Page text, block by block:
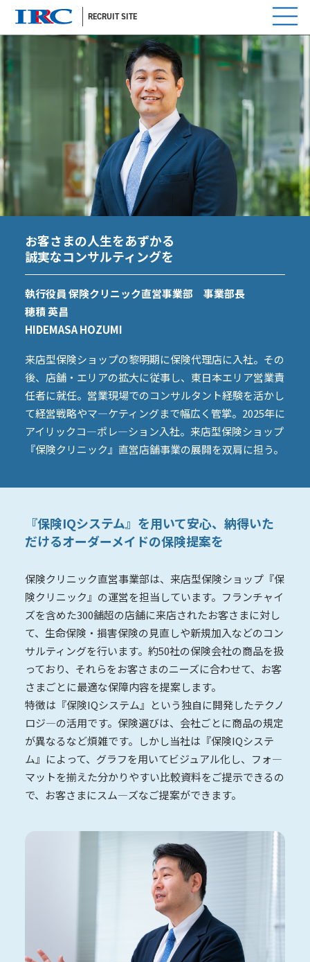
RECRUIT SITE
お客さまの人生をあずかる
誠実なコンサルティングを
執行役員 保険クリニック直営事業部 事業部長
穂積 英昌
HIDEMASA HOZUMI
来店型保険ショップの黎明期に保険代理店に入社。その
後、店舗・エリアの拡大に従事し、東日本エリア営業責
任者に就任。営業現場でのコンサルタント経験を活かし
て経営戦略やマ―ケティングまで幅広く管掌。2025年に
アイリックコ―ポレ―ション入社。来店型保険ショップ
『保険クリニック』直営店舗事業の展開を双肩に担う。
『保険IQシステム』を用いて安心、納得いた
だけるオーダーメイドの保険提案を
保険クリニック直営事業部は、来店型保険ショップ『保
険クリニック』の運営を担当しています。フランチャイ
ズを含めた300舗超の店舗に来店されたお客さまに対し
て、生命保険・損害保険の見直しや新規加入などのコン
サルティングを行います。約50社の保険会社の商品を扱
っており、それらをお客さまのニーズに合わせて、お客
さまごとに最適な保障内容を提案します。
特徴は『保険IQシステム』という独自に開発したテクノ
ロジ―の活用です。保険選びは、会社ごとに商品の規定
が異なるなど煩雑です。しかし当社は『保険IQシステ
ム』によって、グラフを用いてビジュアル化し、フォ―
マットを揃えた分かりやすい比較資料をご提示できるの
で、お客さまにスム―ズなご提案ができます。